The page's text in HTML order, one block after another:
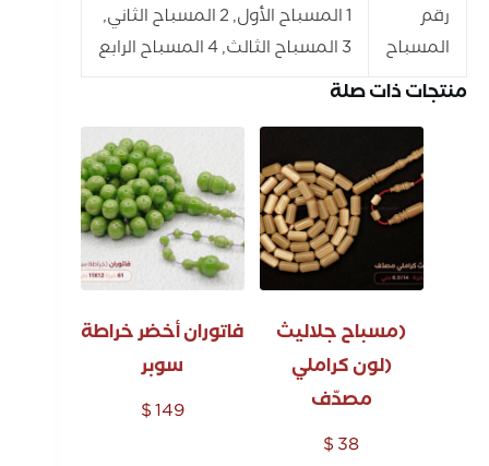
رقم
المسباح
1 المسباح الأول, 2 المسباح الثاني,
3 المسباح الثالث, 4 المسباح الرابع
منتجات ذات صلة
(مسباح جلاليث
(لون كراملي
مصدّف
$38
فاتوران أخضر خراطة
سوبر
$149